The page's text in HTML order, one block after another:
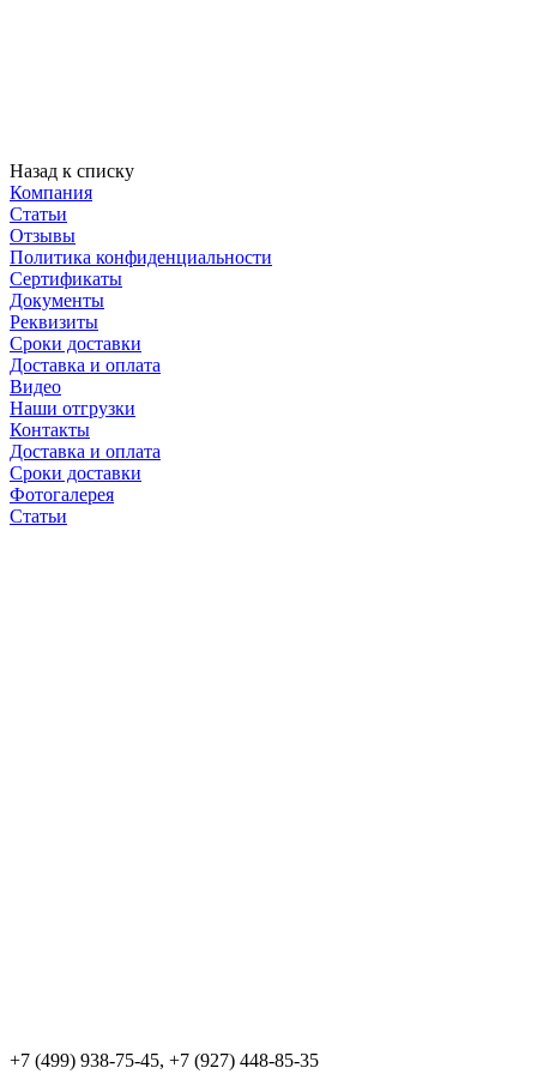
Назад к списку
Компания
Статьи
Отзывы
Политика конфиденциальности
Сертификаты
Документы
Реквизиты
Сроки доставки
Доставка и оплата
Видео
Наши отгрузки
Контакты
Доставка и оплата
Сроки доставки
Фотогалерея
Статьи
+7 (499) 938-75-45, +7 (927) 448-85-35